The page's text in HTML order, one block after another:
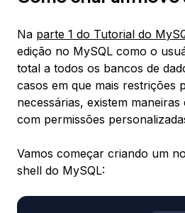
Na parte 1 do Tutorial do
edição no MySQL como o
total a todos os bancos de
casos em que mais restrições
necessárias, existem
com permissões
Vamos começar criando um
shell do MySQL: